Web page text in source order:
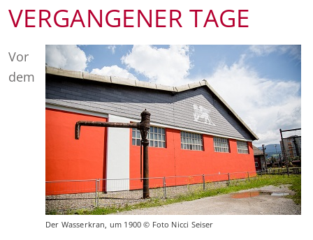
VERGANGENER TAGE
Der Wasserkran, um 1900 © Foto Nicci Seiser
Vor
dem